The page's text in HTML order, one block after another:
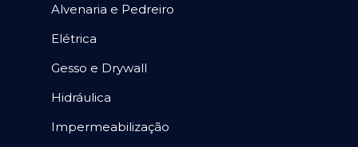
Alvenaria e Pedreiro
Elétrica
Gesso e Drywall
Hidráulica
Impermeabilização